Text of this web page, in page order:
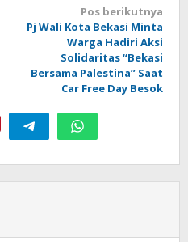
Pos berikutnya
Pj Wali Kota Bekasi Minta
Warga Hadiri Aksi
Solidaritas “Bekasi
Bersama Palestina” Saat
Car Free Day Besok